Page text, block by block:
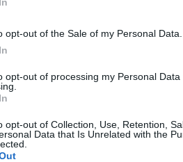
opt-out of the Sale of my Personal Data.
opt-out of processing my Personal Data
opt-out of Collection, Use, Retention,
Data that Is Unrelated with the
MEGÉRI VÁLTANI!
számlavezetés. A
konstrukciót is találhatunk,
lehetnek. Nemrég három
a Raiffeisen Bank, valamint az